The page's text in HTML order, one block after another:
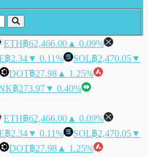
ETH฿62,466.00 ▲ 0.09%
฿2.34▼ 0.11% SOL฿2,470.05▼
DOT฿27.98 ▲ 1.25%
฿273.97▼ 0.40%
ETH฿62,466.00 ▲ 0.09%
฿2.34▼ 0.11% SOL฿2,470.05▼
DOT฿27.98 ▲ 1.25%